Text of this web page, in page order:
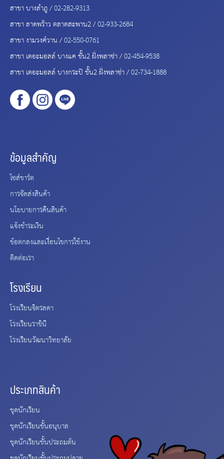
สาขา บางลำภู /02-282-9313
สาขา ลาดพร้าว ตลาดสะพาน2 /02-933-2684
สาขา งามวงศ์วาน /02-550-0761
สาขา เดอะมอลล์ บางแค ชั้น2 ฝั่งพลาซ่า /02-454-9538
สาขา เดอะมอลล์ บางกระปิ ชั้น2 ฝั่งพลาซ่า /02-734-1888
ข้อมูลสำคัญ
ไซส์ชาร์ต
การจัดส่งสินค้า
นโยบายการคืนสินค้า
แจ้งชำระเงิน
ข้อตกลงและเงื่อนไขการใช้งาน
ติดต่อเรา
โรงเรียน
โรงเรียนจิตรลดา
โรงเรียนราชินี
โรงเรียนวัฒนาวิทยาลัย
ประเภทสินค้า
ชุดนักเรียน
ชุดนักเรียนชั้นอนุบาล
ชุดนักเรียนชั้นประถมต้น